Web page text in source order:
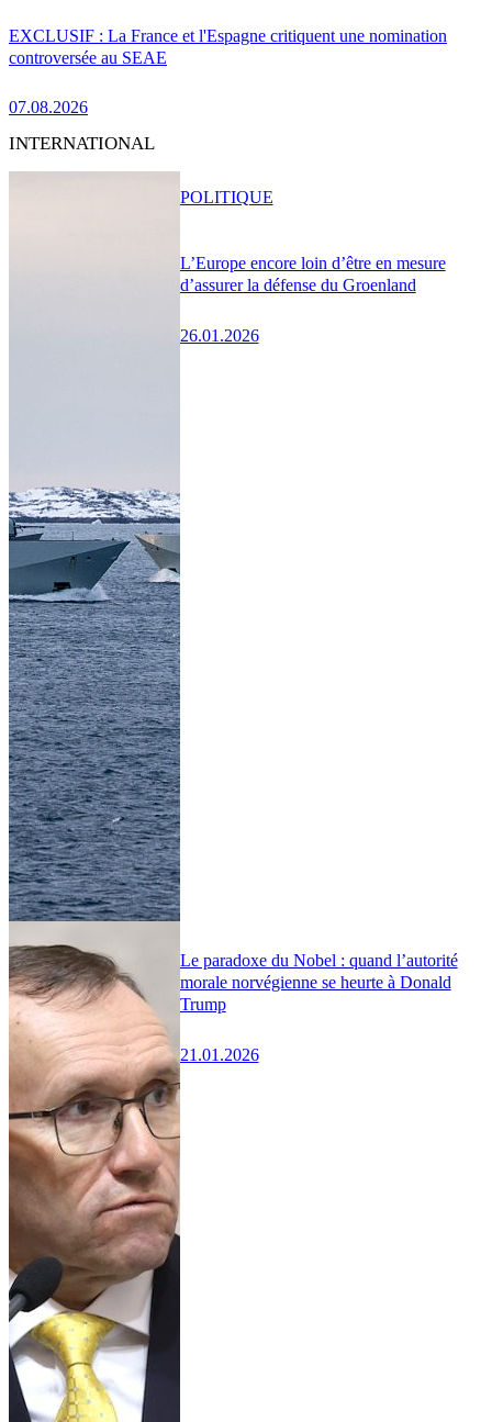
EXCLUSIF : La France et l'Espagne critiquent une nomination
controversée au SEAE
07.08.2026
INTERNATIONAL
L’Europe encore loin d’être en mesure
d’assurer la défense du Groenland
26.01.2026
POLITIQUE
Le paradoxe du Nobel : quand l’autorité
morale norvégienne se heurte à Donald
Trump
21.01.2026